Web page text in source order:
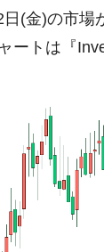
韓国･李在明さ
韓国は「中国と
韓国･外為取引
韓国･帰ってき
韓国大統領府
韓国･警察職員
(金)の市場
ートは『